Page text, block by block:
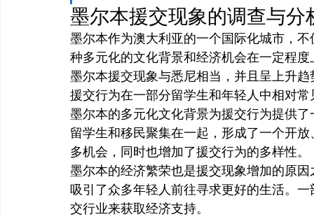
墨尔本援交现象的调查与分
墨尔本作为澳大利亚的一个国际化城市，
种多元化的文化背景和经济机会在一定程
墨尔本援交现象与悉尼相当，并且呈上升
援交行为在一部分留学生和年轻人中相对常
墨尔本的多元化文化背景为援交行为提供
留学生和移民聚集在一起，形成了一个开
多机会，同时也增加了援交行为的多样性。
墨尔本的经济繁荣也是援交现象增加的原
吸引了众多年轻人前往寻求更好的生活。
交行业来获取经济支持。